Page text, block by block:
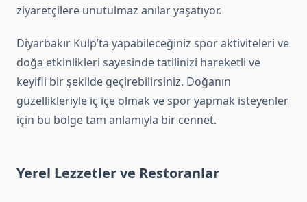
ziyaretçilere unutulmaz anılar yaşatıyor.
Diyarbakır Kulp’ta yapabileceğiniz spor aktiviteleri ve
doğa etkinlikleri sayesinde tatilinizi hareketli ve
keyifli bir şekilde geçirebilirsiniz. Doğanın
güzellikleriyle iç içe olmak ve spor yapmak isteyenler
için bu bölge tam anlamıyla bir cennet.
Yerel Lezzetler ve Restoranlar